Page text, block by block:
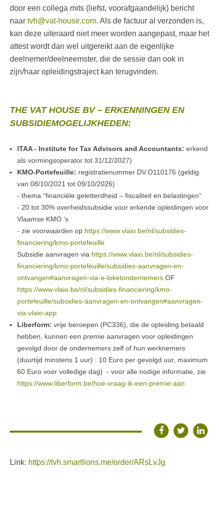
door een collega mits (liefst, voorafgaandelijk) bericht
naar tvh@vat-house.com. Als de factuur al verzonden is,
kan deze uiteraard niet meer worden aangepast, maar het
attest wordt dan wel uitgereikt aan de eigenlijke
deelnemer/deelneemster, die de sessie dan ook in
zijn/haar opleidingstraject kan terugvinden.
THE VAT HOUSE BV – ERKENNINGEN EN
SUBSIDIEMOGELIJKHEDEN:
ITAA - Institute for Tax Advisors and Accountants: erkend
als vormingsoperator tot 31/12/2027)
KMO-Portefeuille: registratienummer DV.O110176 (geldig
van 08/10/2021 tot 09/10/2026)
- thema “financiële geletterdheid – fiscaliteit en belastingen”
- 20 tot 30% overheidssubsidie voor erkende opleidingen voor
Vlaamse KMO ’s
- zie voorwaarden op https://www.vlaio.be/nl/subsidies-
financiering/kmo-portefeuille
Subsidie aanvragen via https://www.vlaio.be/nl/subsidies-
financiering/kmo-portefeuille/subsidies-aanvragen-en-
ontvangen#aanvragen-via-e-loketondernemers OF
https://www.vlaio.be/nl/subsidies-financiering/kmo-
portefeuille/subsidies-aanvragen-en-ontvangen#aanvragen-
via-vlaio-app
Liberform: vrije beroepen (PC336), die de opleiding betaald
hebben, kunnen een premie aanvragen voor opleidingen
gevolgd door de ondernemers zelf of hun werknemers
(duurtijd minstens 1 uur) : 10 Euro per gevolgd uur, maximum
60 Euro voor volledige dag) - voor alle nodige informatie, zie
https://www.liberform.be/hoe-vraag-ik-een-premie-aan
Link: https://tvh.smartlions.me/order/ARsLvJg